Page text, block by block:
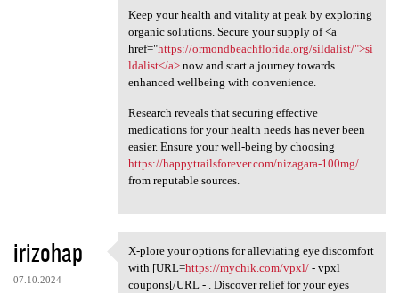
Keep your health and vitality at peak by exploring
organic solutions. Secure your supply of <a
href="https://ormondbeachflorida.org/sildalist/">si
ldalist</a>now and start a journey towards
enhanced wellbeing with convenience.
Research reveals that securing effective
medications for your health needs has never been
easier. Ensure your well-being by choosing
https://happytrailsforever.com/nizagara-100mg/
from reputable sources.
irizohap
07.10.2024
X-plore your options for
X-plore your options for alleviating eye discomfort
with [URL=https://mychik.com/vpxl/- vpxl
coupons[/URL - . Discover relief for your eyes